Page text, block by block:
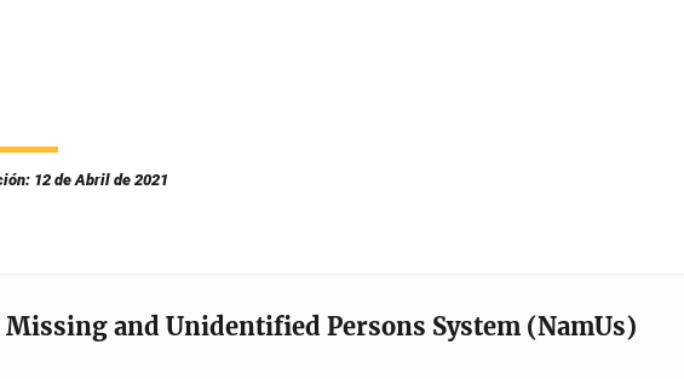
12 de Abril de 2021
and Unidentified Persons System (NamUs)